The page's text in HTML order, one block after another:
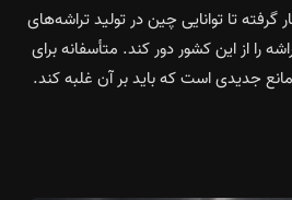
گرفته تا توانایی چین در تولید تراشه‌های
را از این کشور دور کند. متأسفانه برای
جدیدی است که باید بر آن غلبه کند.